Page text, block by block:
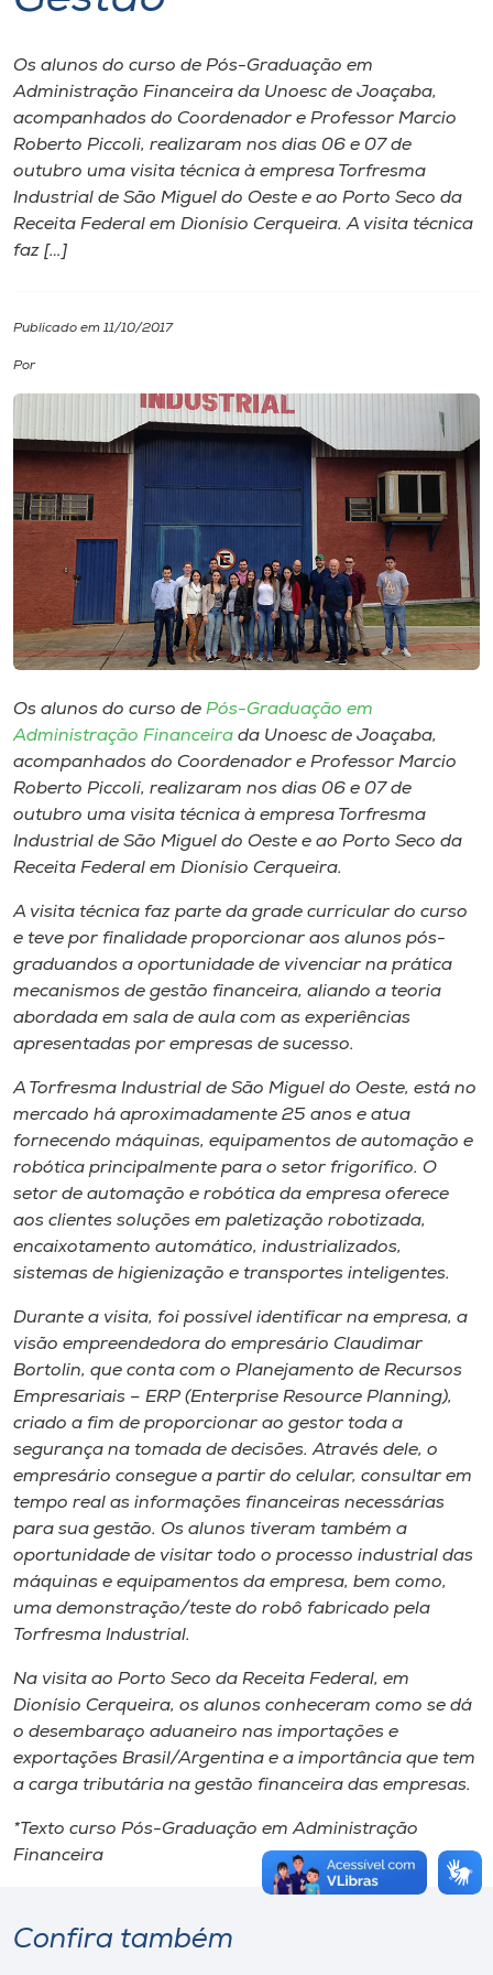
Diplomados
Cultura
CPA
Editora
Rádio
Museu
Unoesc
Store
Selecione
A+
A-
Os alunos do curso de Pós-Graduação em
Administração Financeira da Unoesc de Joaçaba,
acompanhados do Coordenador e Professor Marcio
Roberto Piccoli, realizaram nos dias 06 e 07 de
outubro uma visita técnica à empresa Torfresma
Industrial de São Miguel do Oeste e ao Porto Seco da
Receita Federal em Dionísio Cerqueira. A visita técnica
faz […]
Publicado em 11/10/2017
Por
Os alunos do curso de Pós-Graduação em
Administração Financeira da Unoesc de Joaçaba,
acompanhados do Coordenador e Professor Marcio
Roberto Piccoli, realizaram nos dias 06 e 07 de
outubro uma visita técnica à empresa Torfresma
Industrial de São Miguel do Oeste e ao Porto Seco da
Receita Federal em Dionísio Cerqueira.
A visita técnica faz parte da grade curricular do curso
e teve por finalidade proporcionar aos alunos pós-
graduandos a oportunidade de vivenciar na prática
mecanismos de gestão financeira, aliando a teoria
abordada em sala de aula com as experiências
apresentadas por empresas de sucesso.
A Torfresma Industrial de São Miguel do Oeste, está no
mercado há aproximadamente 25 anos e atua
fornecendo máquinas, equipamentos de automação e
robótica principalmente para o setor frigorífico. O
setor de automação e robótica da empresa oferece
aos clientes soluções em paletização robotizada,
encaixotamento automático, industrializados,
sistemas de higienização e transportes inteligentes.
Durante a visita, foi possível identificar na empresa, a
visão empreendedora do empresário Claudimar
Bortolin, que conta com o Planejamento de Recursos
Empresariais – ERP (Enterprise Resource Planning),
criado a fim de proporcionar ao gestor toda a
segurança na tomada de decisões. Através dele, o
empresário consegue a partir do celular, consultar em
tempo real as informações financeiras necessárias
para sua gestão. Os alunos tiveram também a
oportunidade de visitar todo o processo industrial das
máquinas e equipamentos da empresa, bem como,
uma demonstração/teste do robô fabricado pela
Torfresma Industrial.
Na visita ao Porto Seco da Receita Federal, em
Dionísio Cerqueira, os alunos conheceram como se dá
o desembaraço aduaneiro nas importações e
exportações Brasil/Argentina e a importância que tem
a carga tributária na gestão financeira das empresas.
*Texto curso Pós-Graduação em Administração
Financeira
Confira também